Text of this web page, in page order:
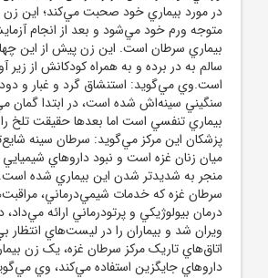
در مورد بيماري خود صحبت مي‌کند؛ اين
متوجه ورم خود مي‌شود و بعد از انجام
بيماري سرطان است. اين زن پيش از اين چهار
سالم به در برده و به همراه کودکانش از زير
است.وي مي‌گويد: استنشاق گرد و غبار و
سنگيني سينه‌اش شده است، در ابتدا گمان
بيماري تنفسي است اما بعد‌ها حقيقت تلخ
پزشکان اين مرکز مي‌گويد: سرطان سينه
ميان زنان غزه است و نبود داروهاي
منجر به شديدتر شدن اين بيماري شده
سرطان غزه که خدمات شيمي‌درماني،
درمان بيولوژيکي و پرتودرماني ارائه
ويران شد و بيماران را در ليست‌هاي انتظار
اتاق‌هاي تاريک مرکز سرطان غزه، يک زن
داروهاي جايگزين استفاده مي‌کند، وي